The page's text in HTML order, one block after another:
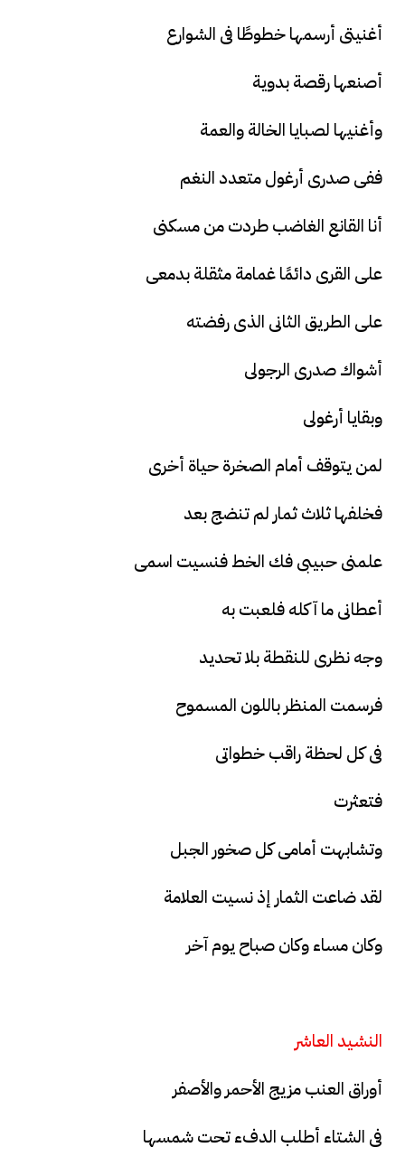
أغنيتى أرسمها خطوطًا فى الشوارع
أصنعها رقصة بدوية
وأغنيها لصبايا الخالة والعمة
ففى صدرى أرغول متعدد النغم
أنا القانع الغاضب طردت من مسكنى
على القرى دائمًا غمامة مثقلة بدمعى
على الطريق الثانى الذى رفضته
أشواك صدرى الرجولى
وبقايا أرغولى
لمن يتوقف أمام الصخرة حياة أخرى
فخلفها ثلاث ثمار لم تنضج بعد
علمنى حبيبى فك الخط فنسيت اسمى
أعطانى ما آكله فلعبت به
وجه نظرى للنقطة بلا تحديد
فرسمت المنظر باللون المسموح
فى كل لحظة راقب خطواتى
فتعثرت
وتشابهت أمامى كل صخور الجبل
لقد ضاعت الثمار إذ نسيت العلامة
وكان مساء وكان صباح يوم آخر
النشيد العاشر
أوراق العنب مزيج الأحمر والأصفر
فى الشتاء أطلب الدفء تحت شمسها